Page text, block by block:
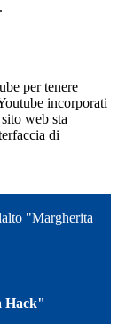
per tenere
incorporati
web sta
di
"Margherita
Hack"